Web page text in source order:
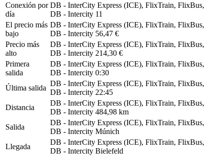
Conexión por
día
DB - InterCity Express (ICE), FlixTrain, FlixBus,
DB - Intercity 11
El precio más
bajo
DB - InterCity Express (ICE), FlixTrain, FlixBus,
DB - Intercity 56,47 €
Precio más
alto
DB - InterCity Express (ICE), FlixTrain, FlixBus,
DB - Intercity 214,30 €
Primera
salida
DB - InterCity Express (ICE), FlixTrain, FlixBus,
DB - Intercity 0:30
Última salida
DB - InterCity Express (ICE), FlixTrain, FlixBus,
DB - Intercity 22:45
Distancia
DB - InterCity Express (ICE), FlixTrain, FlixBus,
DB - Intercity 484,98 km
Salida
DB - InterCity Express (ICE), FlixTrain, FlixBus,
DB - Intercity Múnich
Llegada
DB - InterCity Express (ICE), FlixTrain, FlixBus,
DB - Intercity Bielefeld